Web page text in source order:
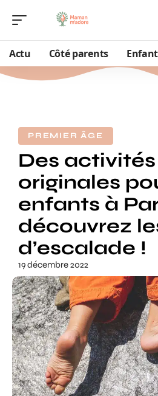
Actu Côté parents Enfant
PREMIER ÂGE
Des activités
originales
enfants à
découvrez
d’escalade !
19 décembre 2022